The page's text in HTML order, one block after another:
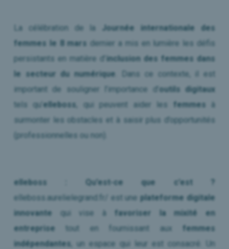
La célébration de la Journée internationale des
femmes le 8 mars dernier a mis en lumière les défis
persistants en matière d’
inclusion des femmes dans
le secteur du numérique . Dans ce contexte, il est
important de souligner l’importance d’ outils digitaux
tels qu’ elleboss , qui peuvent aider les femmes à
surmonter les obstacles et à saisir plus d’opportunités
(professionnelles ou non).
elleboss : Qu’est-ce que c’est ?
elleboss.aurelielegrand.fr/ est uneplateforme digitale
innovante qui vise à
favoriser la mixité en
entreprise tout en fournissant aux femmes
indépendantes , un espace qui leur est consacré. Un